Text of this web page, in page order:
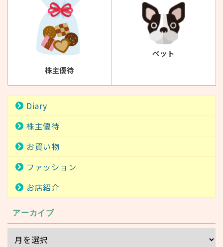
株主優待
ペット
Diary
株主優待
お買い物
ファッション
お店紹介
アーカイブ